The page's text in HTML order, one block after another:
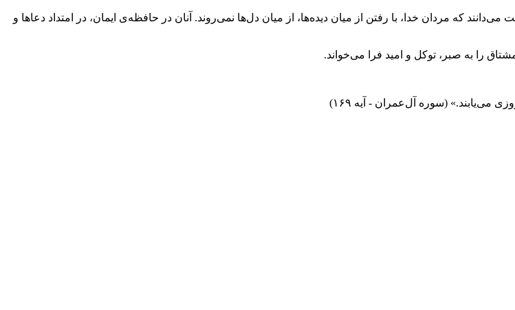
که مردان خدا، با رفتن از میان دیده‌ها، از میان دل‌ها نمی‌روند. آنان در حافظه‌ی ایمان، در امتداد دعاها و
را به صبر، توکل و امید فرا می‌خواند.
می‌یابند.» (سوره آل‌عمران - آیه ۱۶۹)